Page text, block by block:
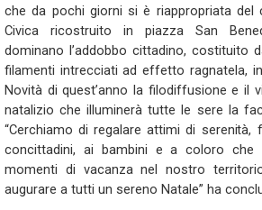
che da pochi giorni si è riappropriata del
Civica ricostruito in piazza San
dominano l’addobbo cittadino, costituito
filamenti intrecciati ad effetto ragnatela,
Novità di quest’anno la filodiffusione e il
natalizio che illuminerà tutte le sere la
“Cerchiamo di regalare attimi di
concittadini, ai bambini e a coloro che
momenti di vacanza nel nostro
augurare a tutti un sereno Natale” ha